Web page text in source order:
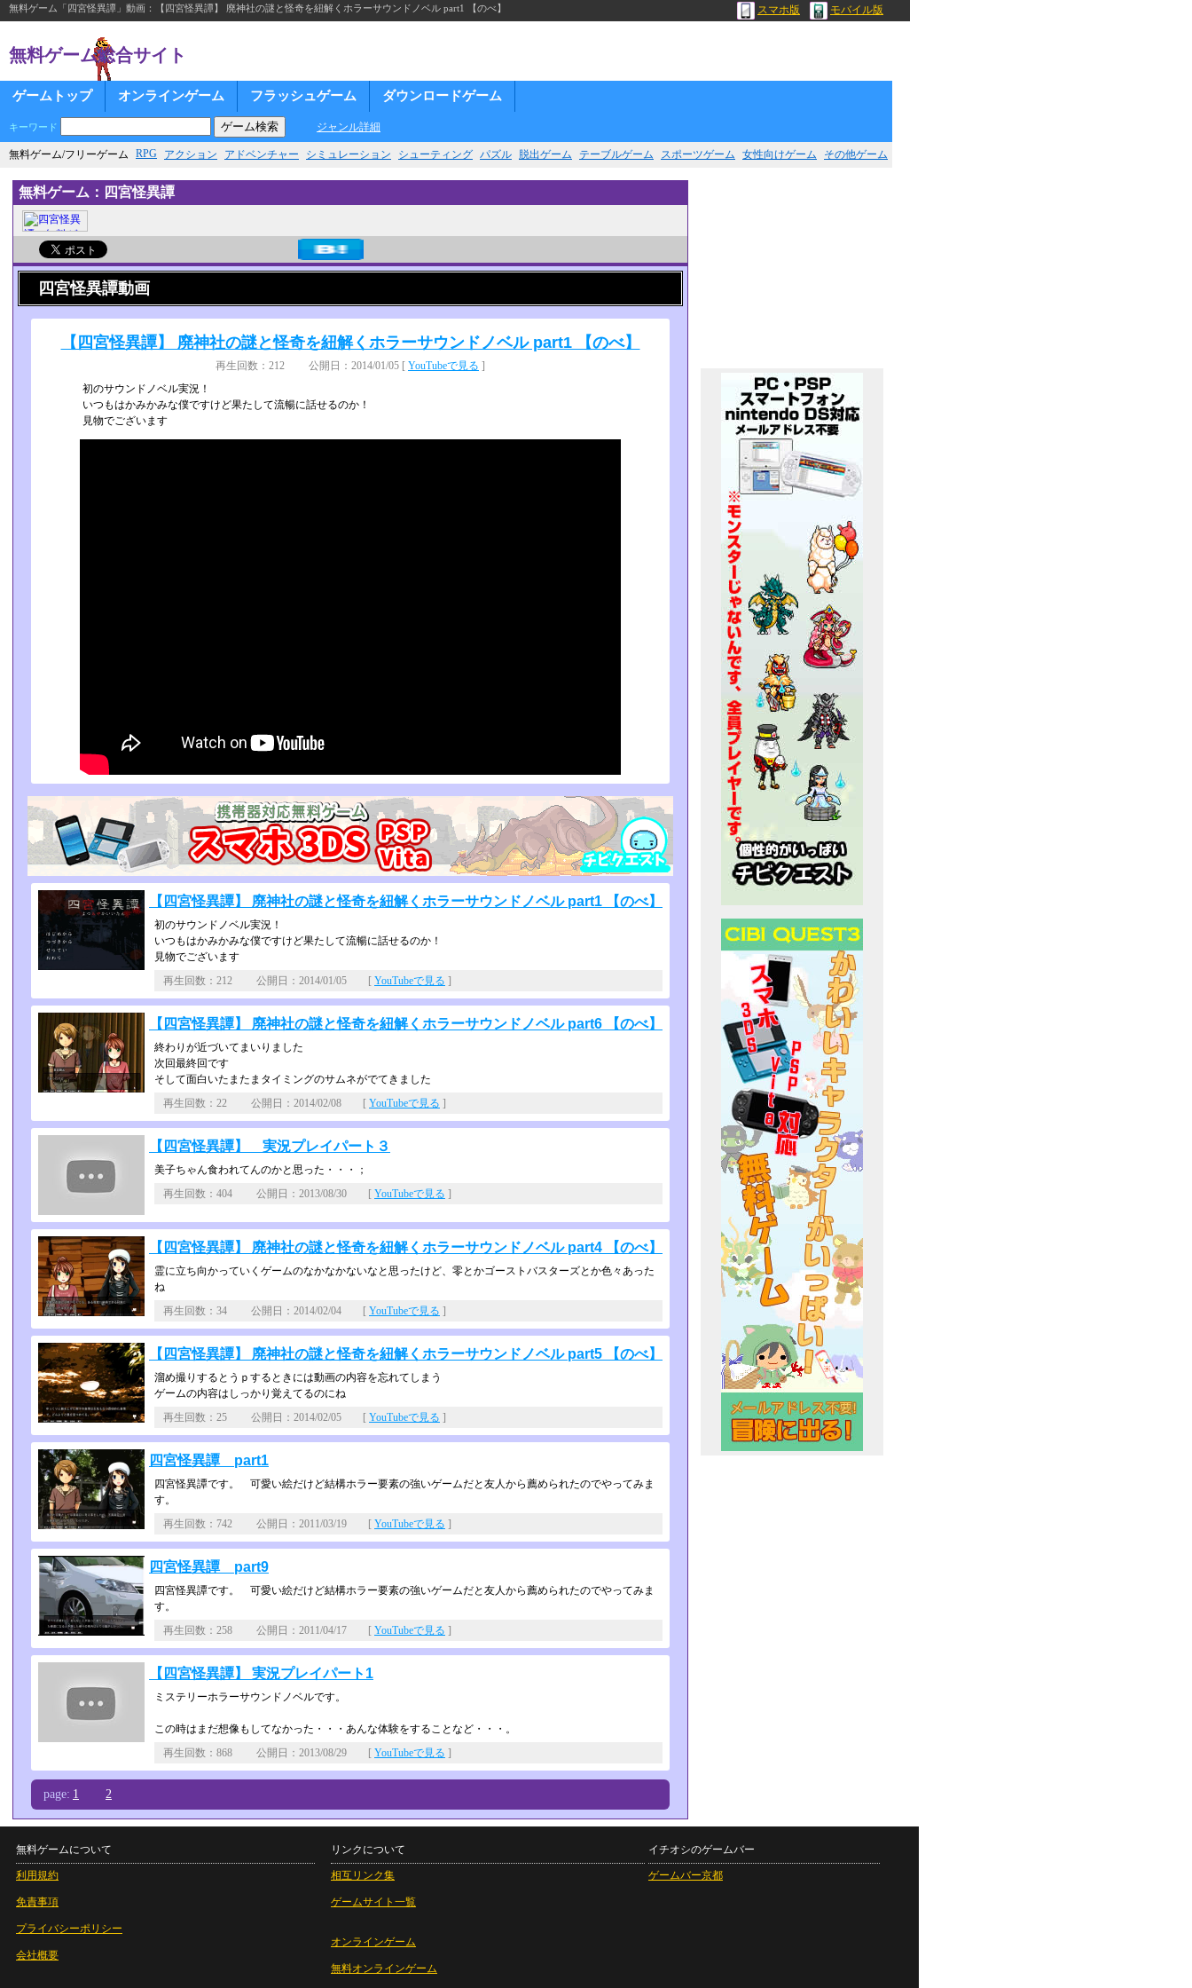
無料ゲーム「四宮怪異譚」動画：【四宮怪異譚】 廃神社の謎と怪奇を紐解くホラーサウンドノベル part1 【のべ】 スマホ版 モバイル版
無料ゲーム総合サイト
ゲームトップ オンラインゲーム フラッシュゲーム ダウンロードゲーム
キーワード ジャンル詳細
無料ゲーム/フリーゲーム RPG アクション アドベンチャー シミュレーション シューティング パズル 脱出ゲーム テーブルゲーム スポーツゲーム 女性向けゲーム その他ゲーム
無料ゲーム：四宮怪異譚
四宮怪異譚動画
【四宮怪異譚】 廃神社の謎と怪奇を紐解くホラーサウンドノベル part1 【のべ】
再生回数：212 公開日：2014/01/05 [ YouTubeで見る ]
初のサウンドノベル実況！
いつもはかみかみな僕ですけど果たして流暢に話せるのか！
見物でございます
【四宮怪異譚】 廃神社の謎と怪奇を紐解くホラーサウンドノベル part1 【のべ】
初のサウンドノベル実況！
いつもはかみかみな僕ですけど果たして流暢に話せるのか！
見物でございます
再生回数：212 公開日：2014/01/05 [ YouTubeで見る ]
【四宮怪異譚】 廃神社の謎と怪奇を紐解くホラーサウンドノベル part6 【のべ】
終わりが近づいてまいりました
次回最終回です
そして面白いたまたまタイミングのサムネがでてきました
再生回数：22 公開日：2014/02/08 [ YouTubeで見る ]
【四宮怪異譚】 実況プレイパート３
美子ちゃん食われてんのかと思った・・・；
再生回数：404 公開日：2013/08/30 [ YouTubeで見る ]
【四宮怪異譚】 廃神社の謎と怪奇を紐解くホラーサウンドノベル part4 【のべ】
霊に立ち向かっていくゲームのなかなかないなと思ったけど、零とかゴーストバスターズ­とか色々あった
ね
再生回数：34 公開日：2014/02/04 [ YouTubeで見る ]
【四宮怪異譚】 廃神社の謎と怪奇を紐解くホラーサウンドノベル part5 【のべ】
溜め撮りするとうｐするときには動画の内容を忘れてしまう
ゲームの内容はしっかり覚えてるのにね
再生回数：25 公開日：2014/02/05 [ YouTubeで見る ]
四宮怪異譚 part1
四宮怪異譚です。 可愛い絵だけど結構ホラー要素の強いゲームだと友人から薦められたのでやってみま
す。
再生回数：742 公開日：2011/03/19 [ YouTubeで見る ]
四宮怪異譚 part9
四宮怪異譚です。 可愛い絵だけど結構ホラー要素の強いゲームだと友人から薦められたのでやってみま
す。
再生回数：258 公開日：2011/04/17 [ YouTubeで見る ]
【四宮怪異譚】 実況プレイパート1
ミステリーホラーサウンドノベルです。
この時はまだ想像もしてなかった・・・あんな体験をすることなど・・・。
再生回数：868 公開日：2013/08/29 [ YouTubeで見る ]
page: 1 2
無料ゲームについて
利用規約
免責事項
プライバシーポリシー
会社概要
リンクについて
相互リンク集
ゲームサイト一覧
オンラインゲーム
無料オンラインゲーム
イチオシのゲームバー
ゲームバー京都